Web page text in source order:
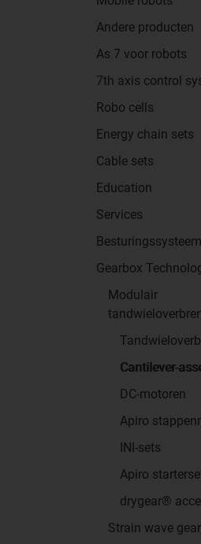
Andere producten
As 7 voor robots
7th axis control
Robo cells
Energy chain sets
Cable sets
Education
Services
Besturingssysteem
Gearbox
Modulair
Cantilever-
DC-motoren
Apiro
INI-sets
Apiro
drygear®
Strain wave gear